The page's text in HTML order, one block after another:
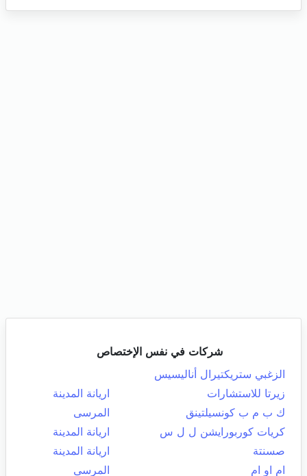
شركات في نفس الإختصاص
الزغبي ستريكتيرال أناليسيس
زيرتا للاستشارات
اريانة المدينة
ك ب م ب كونسيلتينق
المرسى
كريات كوربورايشن ل ل س
اريانة المدينة
صسنتة
اريانة المدينة
ام او ام
المرسى